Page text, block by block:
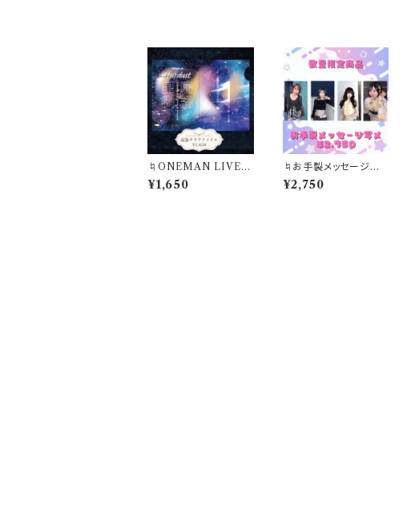
♮ONEMAN LIVE『s
tardust』記念クリアフ
ァイル(A5サイズ)
¥1,650
♮お手製メッセージ写
メ（隔週5枚限定）
¥2,750